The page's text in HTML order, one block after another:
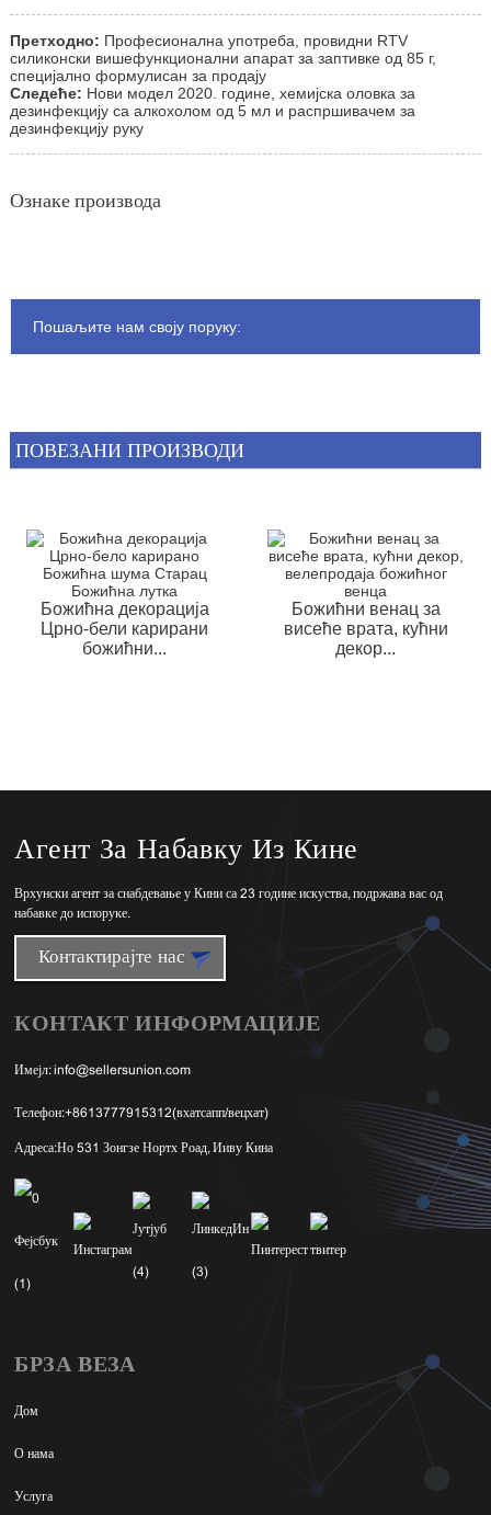
Претходно: Професионална употреба, провидни RTV
силиконски вишефункционални апарат за заптивке од 85 г,
специјално формулисан за продају
Следеће: Нови модел 2020. године, хемијска оловка за
дезинфекцију са алкохолом од 5 мл и распршивачем за
дезинфекцију руку
Ознаке производа
Пошаљите нам своју поруку:
ПОВЕЗАНИ ПРОИЗВОДИ
Божићна декорација
Црно-бели карирани
божићни...
Божићни венац за
висеће врата, кућни
декор...
Агент За Набавку Из Кине
Врхунски агент за снабдевање у Кини са 23 године искуства, подржава вас од
набавке до испоруке.
Контактирајте нас
КОНТАКТ ИНФОРМАЦИЈЕ
Имејл: info@sellersunion.com
Телефон:+8613777915312(вхатсапп/вецхат)
Адреса:Но 531 Зонгзе Нортх Роад, Ииву Кина
БРЗА ВЕЗА
Дом
О нама
Услуга